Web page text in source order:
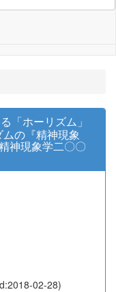
「ホーリズム」
の『精神現象
神現象学二〇〇
02-28)